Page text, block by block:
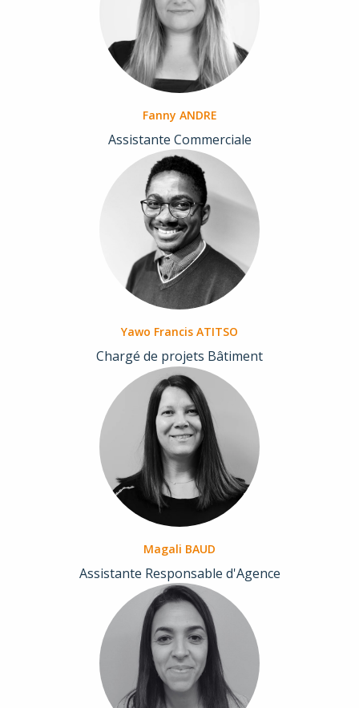
Fanny ANDRE
Assistante Commerciale
Yawo Francis ATITSO
Chargé de projets Bâtiment
Magali BAUD
Assistante Responsable d'Agence